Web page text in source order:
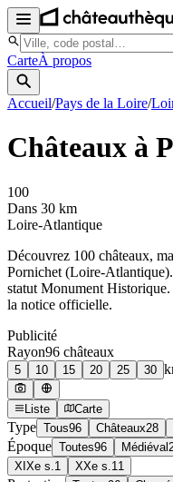
CarteÀ propos
Accueil/Pays de la Loire/
Châteaux à
100
Dans 30 km
Loire-Atlantique
Découvrez 100 châteaux,
Pornichet (Loire-Atlantique
statut Monument
la notice officielle.
Publicité
Rayon96 châteaux
5 10 15 20 25 30
Liste Carte
Type Tous96 Châteaux28
Époque Toutes96 Médiéval
XIXe s. 1 XXe s. 11